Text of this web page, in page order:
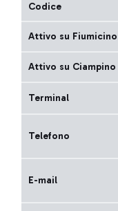
Codice
Attivo su Fiumicino
Attivo su Ciampino
Terminal
Telefono
E-mail